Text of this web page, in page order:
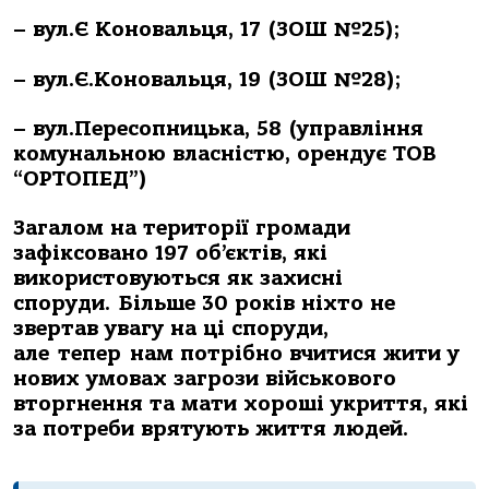
– вул.Є Коновальця, 17 (ЗОШ №25);
– вул.Є.Коновальця, 19 (ЗОШ №28);
– вул.Пересопницька, 58 (управління
комунальною власністю, орендує ТОВ
“ОРТОПЕД”)
Загалом на території громади
зафіксовано 197 об’єктів, які
використовуються як захисні
споруди. Більше 30 років ніхто не
звертав увагу на ці споруди,
але тепер нам потрібно вчитися жити у
нових умовах загрози військового
вторгнення та мати хороші укриття, які
за потреби врятують життя людей.